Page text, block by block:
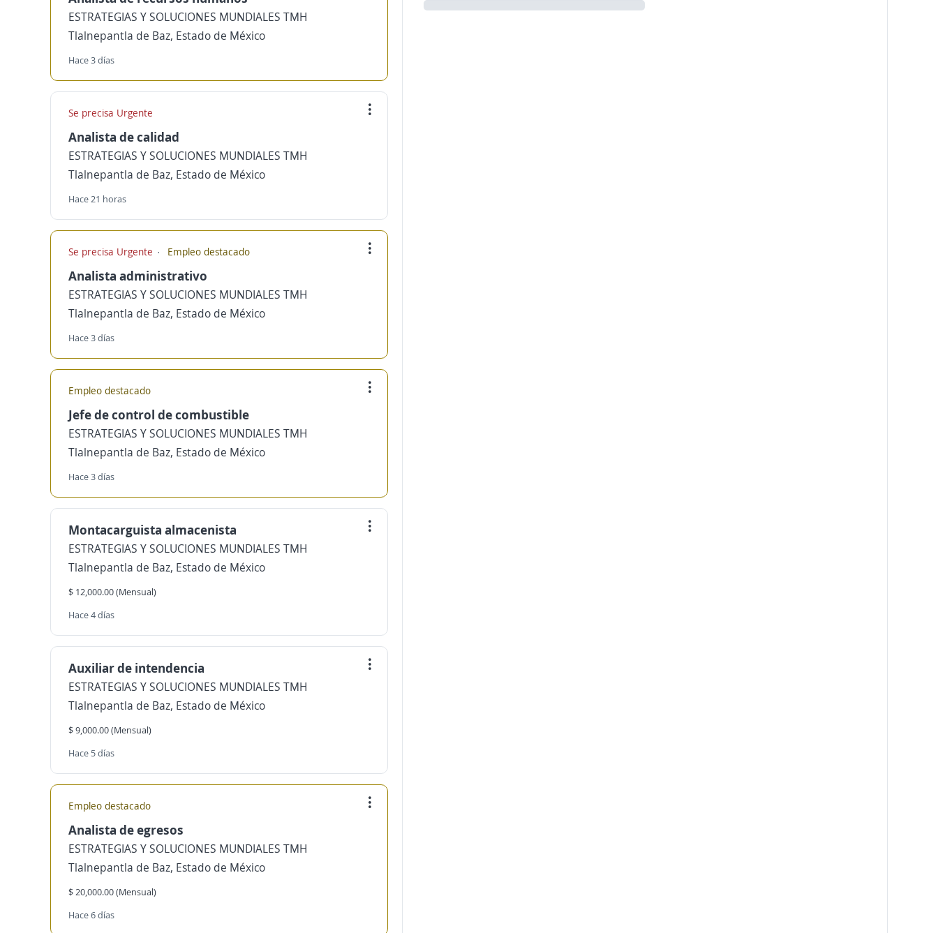
ESTRATEGIAS Y SOLUCIONES MUNDIALES TMH
Tlalnepantla de Baz, Estado de México
Hace 3 días
Se precisa Urgente
Analista de calidad
ESTRATEGIAS Y SOLUCIONES MUNDIALES TMH
Tlalnepantla de Baz, Estado de México
Hace 21 horas
Se precisa Urgente Empleo destacado
Analista administrativo
ESTRATEGIAS Y SOLUCIONES MUNDIALES TMH
Tlalnepantla de Baz, Estado de México
Hace 3 días
Empleo destacado
Jefe de control de combustible
ESTRATEGIAS Y SOLUCIONES MUNDIALES TMH
Tlalnepantla de Baz, Estado de México
Hace 3 días
Montacarguista almacenista
ESTRATEGIAS Y SOLUCIONES MUNDIALES TMH
Tlalnepantla de Baz, Estado de México
$ 12,000.00 (Mensual)
Hace 4 días
Auxiliar de intendencia
ESTRATEGIAS Y SOLUCIONES MUNDIALES TMH
Tlalnepantla de Baz, Estado de México
$ 9,000.00 (Mensual)
Hace 5 días
Empleo destacado
Analista de egresos
ESTRATEGIAS Y SOLUCIONES MUNDIALES TMH
Tlalnepantla de Baz, Estado de México
$ 20,000.00 (Mensual)
Hace 6 días